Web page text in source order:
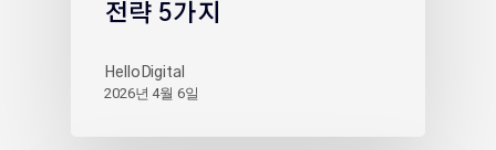
전략 5가지
HelloDigital
2026년 4월 6일